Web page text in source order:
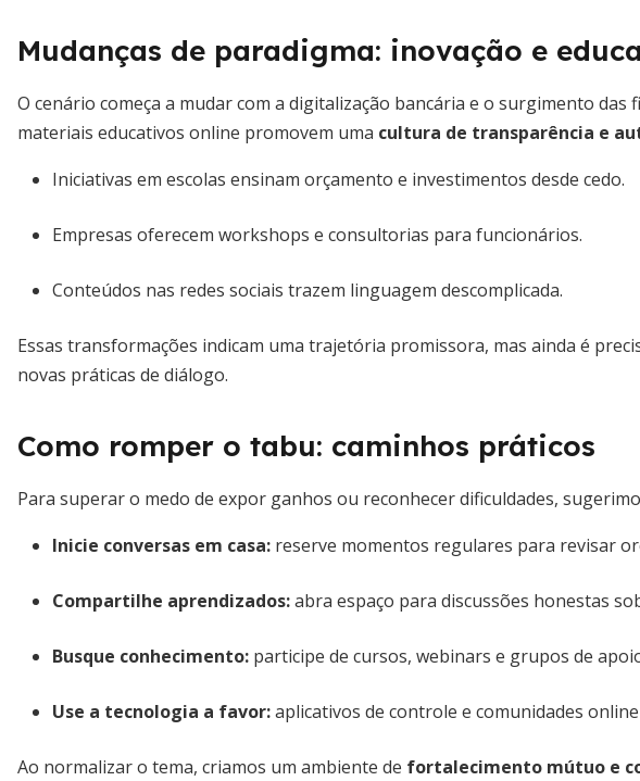
Mudanças de paradigma: inovação e
O cenário começa a mudar com a digitalização bancária e o surgimento das
materiais educativos online promovem uma cultura de transparência e
Iniciativas em escolas ensinam orçamento e investimentos desde cedo.
Empresas oferecem workshops e consultorias para funcionários.
Conteúdos nas redes sociais trazem linguagem descomplicada.
Essas transformações indicam uma trajetória promissora, mas ainda é
novas práticas de diálogo.
Como romper o tabu: caminhos práticos
Para superar o medo de expor ganhos ou reconhecer dificuldades,
Inicie conversas em casa: reserve momentos regulares para revisar
Compartilhe aprendizados:abra espaço para discussões honestas
Busque conhecimento: participe de cursos, webinars e grupos de
Use a tecnologia a favor:aplicativos de controle e comunidades
Ao normalizar o tema, criamos um ambiente de fortalecimento mútuo e